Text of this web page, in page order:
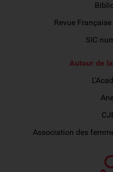
Revue
SIC
Autour de
Association des